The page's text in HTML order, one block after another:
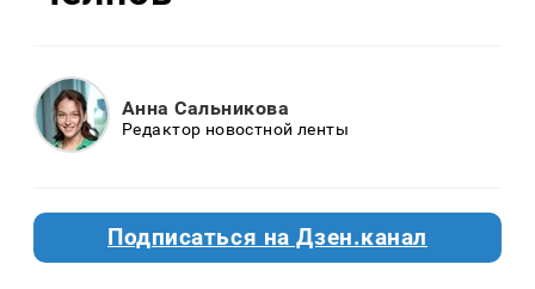
Анна Сальникова
Редактор новостной ленты
Подписаться на Дзен.канал